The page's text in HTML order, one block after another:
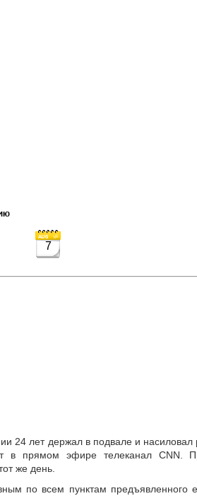
7
24 лет держал в подвале и насиловал
прямом эфире телеканал CNN.
же день.
по всем пунктам предъявленного